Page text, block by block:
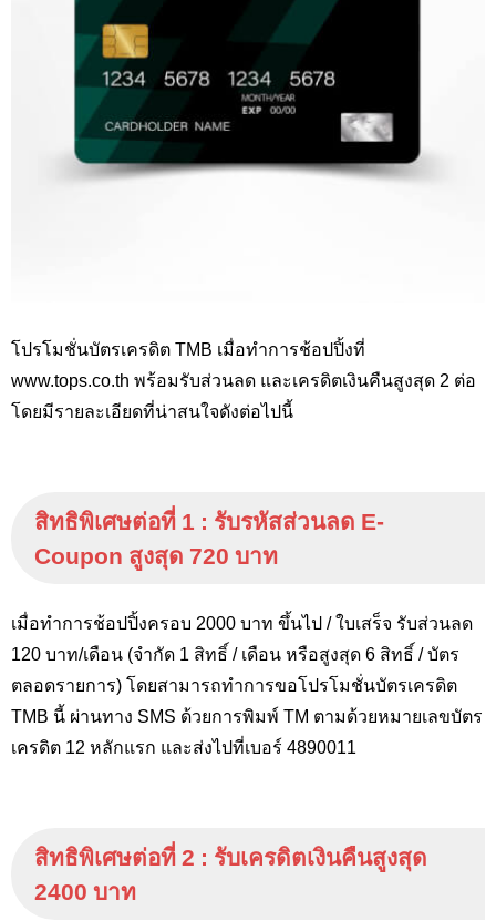
โปรโมชั่นบัตรเครดิต TMB เมื่อทำการช้อปปิ้งที่
www.tops.co.th พร้อมรับส่วนลด และเครดิตเงินคืนสูงสุด 2 ต่อ
โดยมีรายละเอียดที่น่าสนใจดังต่อไปนี้
สิทธิพิเศษต่อที่ 1 : รับรหัสส่วนลด E-
Coupon สูงสุด 720 บาท
เมื่อทำการช้อปปิ้งครอบ 2000 บาท ขึ้นไป / ใบเสร็จ รับส่วนลด
120 บาท/เดือน (จำกัด 1 สิทธิ์ / เดือน หรือสูงสุด 6 สิทธิ์ / บัตร
ตลอดรายการ) โดยสามารถทำการขอโปรโมชั่นบัตรเครดิต
TMB นี้ ผ่านทาง SMS ด้วยการพิมพ์ TM ตามด้วยหมายเลขบัตร
เครดิต 12 หลักแรก และส่งไปที่เบอร์ 4890011
สิทธิพิเศษต่อที่ 2 : รับเครดิตเงินคืนสูงสุด
2400 บาท